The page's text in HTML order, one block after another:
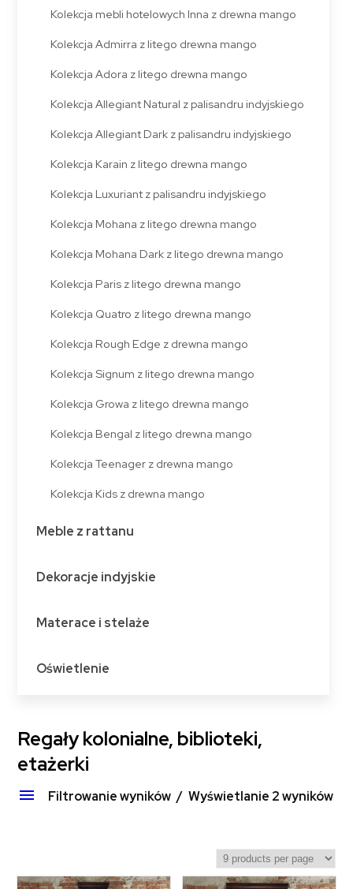
Kolekcja mebli hotelowych Inna z drewna mango
Kolekcja Admirra z litego drewna mango
Kolekcja Adora z litego drewna mango
Kolekcja Allegiant Natural z palisandru indyjskiego
Kolekcja Allegiant Dark z palisandru indyjskiego
Kolekcja Karain z litego drewna mango
Kolekcja Luxuriant z palisandru indyjskiego
Kolekcja Mohana z litego drewna mango
Kolekcja Mohana Dark z litego drewna mango
Kolekcja Paris z litego drewna mango
Kolekcja Quatro z litego drewna mango
Kolekcja Rough Edge z drewna mango
Kolekcja Signum z litego drewna mango
Kolekcja Growa z litego drewna mango
Kolekcja Bengal z litego drewna mango
Kolekcja Teenager z drewna mango
Kolekcja Kids z drewna mango
Meble z rattanu
Dekoracje indyjskie
Materace i stelaże
Oświetlenie
Regały kolonialne, biblioteki,
etażerki
Filtrowanie wyników Wyświetlanie 2 wyników